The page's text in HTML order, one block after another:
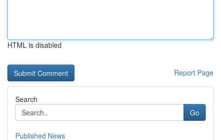
HTML is disabled
Report Page
Search
Go
Published News